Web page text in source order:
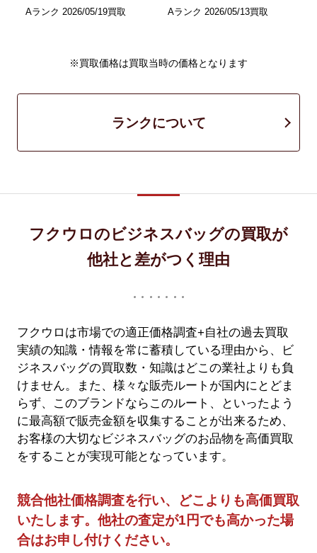
Aランク 2026/05/19買取 Aランク 2026/05/13買取
※買取価格は買取当時の価格となります
ランクについて
フクウロのビジネスバッグの買取が
他社と差がつく理由
フクウロは市場での適正価格調査+自社の過去買取
実績の知識・情報を常に蓄積している理由から、ビ
ジネスバッグの買取数・知識はどこの業社よりも負
けません。また、様々な販売ルートが国内にとどま
らず、このブランドならこのルート、といったよう
に最高額で販売金額を収集することが出来るため、
お客様の大切なビジネスバッグのお品物を高価買取
をすることが実現可能となっています。
競合他社価格調査を行い、どこよりも高価買取
いたします。他社の査定が1円でも高かった場
合はお申し付けください。